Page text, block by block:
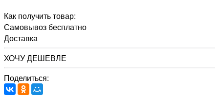
Как получить товар:
Самовывоз бесплатно
Доставка
ХОЧУ ДЕШЕВЛЕ
Поделиться: